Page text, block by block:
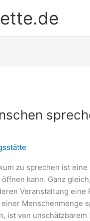
zu sprechen ist
kann. Ganz
Veranstaltung
Menschenmenge
ist von unschätzbarem